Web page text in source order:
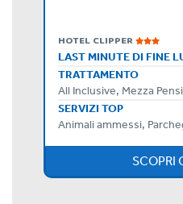
HOTEL CLIPPER
TRATTAMENTO
SERVIZI TOP
Animali ammessi,
SCOPRI